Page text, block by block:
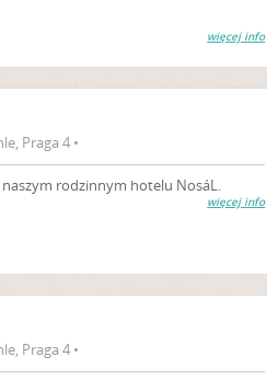
więcej info
Praga 4 •
rodzinnym hotelu NosáL.
więcej info
Praga 4 •